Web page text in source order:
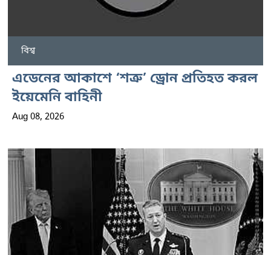
বিশ্ব
এডেনের আকাশে ‘শত্রু’ ড্রোন প্রতিহত করল
ইয়েমেনি বাহিনী
Aug 08, 2026